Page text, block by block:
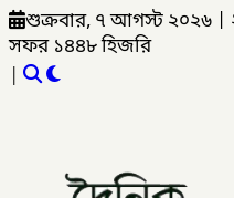
শুক্রবার, ৭ আগস্ট ২০২৬
সফর ১৪৪৮ হিজরি
|